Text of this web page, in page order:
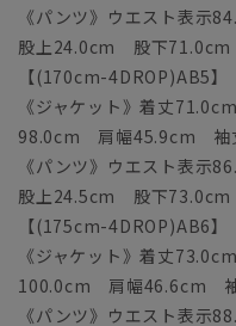
《パンツ》ウエスト表
股上24.0cm 股下
【(170cm-4DROP)AB5】
《ジャケット》着丈
98.0cm 肩幅45.9cm 袖
《パンツ》ウエスト表
股上24.5cm 股下
【(175cm-4DROP)AB6】
《ジャケット》着丈
100.0cm 肩幅46.6cm
《パンツ》ウエスト表